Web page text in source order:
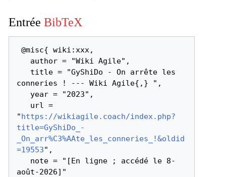
Entrée BibTeX
@misc{ wiki:xxx,
conneries ! --- Wiki Agile{,} ",
"https://wikiagile.coach/index.php?
title=GyShiDo_-
_On_arr%C3%AAte_les_conneries_!&oldid
=19553",
août-2026]"